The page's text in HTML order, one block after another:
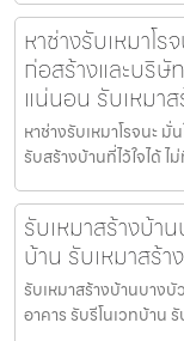
หาช่างรับเหมาโ
ก่อสร้างและบริษั
แน่นอน รับเหมา
หาช่างรับเหมาโรจนะ
รับสร้างบ้านที่ไว้ใจได้
รับเหมาสร้างบ้า
บ้าน รับเหมาสร้
รับเหมาสร้างบ้านบาง
อาคาร รับรีโนเวทบ้าน